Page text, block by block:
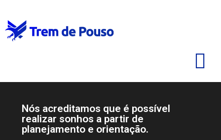
Nós acreditamos que é possível
realizar sonhos a partir de
planejamento e orientação.